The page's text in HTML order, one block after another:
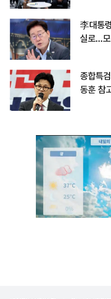
李대통
실로…모
종합특
동훈 참